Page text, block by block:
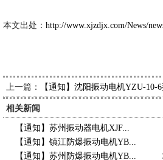
本文出处： http://www.xjzdjx.com/News/
上一篇： 【通知】沈阳振动电机YZU-
相关新闻
【通知】苏州振动器电机XJF...
【通知】镇江防爆振动电机YB...
【通知】苏州防爆振动电机YB...